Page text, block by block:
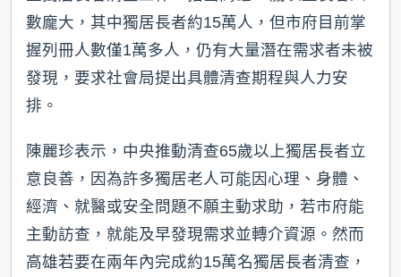
數龐大，其中獨居長者約15萬人，但市府目前掌
握列冊人數僅1萬多人，仍有大量潛在需求者未被
發現，要求社會局提出具體清查期程與人力安
排。
陳麗珍表示，中央推動清查65歲以上獨居長者立
意良善，因為許多獨居老人可能因心理、身體、
經濟、就醫或安全問題不願主動求助，若市府能
主動訪查，就能及早發現需求並轉介資源。然而
高雄若要在兩年內完成約15萬名獨居長者清查，